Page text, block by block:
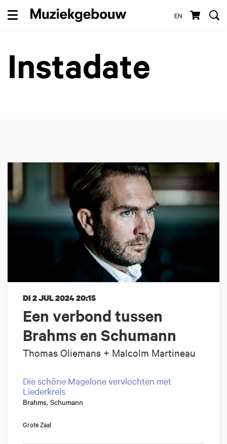
EN
Menu
Instadate
Een verbond tussen
Brahms en Schumann
Thomas Oliemans + Malcolm Martineau
DI 2 JUL 202420:15
Die schöne Magelone vervlochten met
Liederkreis
Brahms, Schumann
Grote Zaal